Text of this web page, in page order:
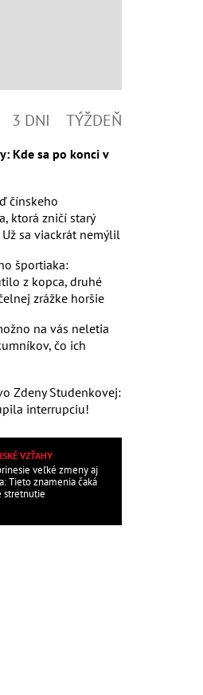
3 DNI TÝŽDEŇ
Kde sa po konci v
čínskeho
ktorá zničí starý
sa viackrát nemýlil
športiaka:
z kopca, druhé
zrážke horšie
na vás neletia
čo ich
Zdeny Studenkovej:
interrupciu!
VZŤAHY
veľké zmeny aj
Tieto znamenia čaká
stretnutie